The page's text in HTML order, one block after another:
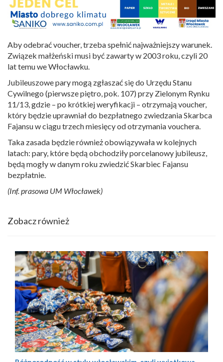
Aby odebrać voucher, trzeba spełnić najważniejszy warunek.
Związek małżeński musi być zawarty w 2003 roku, czyli 20
lat temu we Włocławku.
Jubileuszowe pary mogą zgłaszać się do Urzędu Stanu
Cywilnego (pierwsze piętro, pok. 107) przy Zielonym Rynku
11/13, gdzie – po krótkiej weryfikacji – otrzymają voucher,
który będzie uprawniał do bezpłatnego zwiedzania Skarbca
Fajansu w ciągu trzech miesięcy od otrzymania vouchera.
Taka zasada będzie również obowiązywała w kolejnych
latach: pary, które będą obchodziły porcelanowy jubileusz,
będą mogły w danym roku zwiedzić Skarbiec Fajansu
bezpłatnie.
(Inf. prasowa UM Włocławek)
Zobacz również